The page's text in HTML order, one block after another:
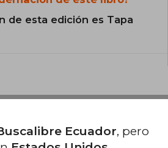
de esta edición es Tapa
Ecuador, pero